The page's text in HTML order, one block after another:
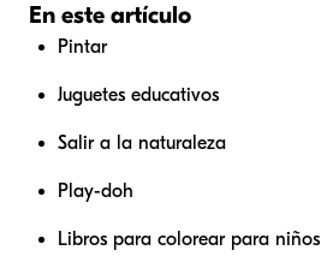
En este artículo
Pintar
Juguetes educativos
Salir a la naturaleza
Play-doh
Libros para colorear para niños